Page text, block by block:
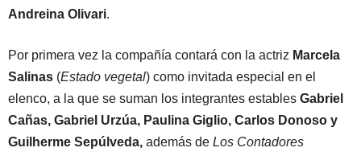
Andreina Olivari.
Por primera vez la compañía contará con la actriz Marcela
Salinas (Estado vegetal) como invitada especial en el
elenco, a la que se suman los integrantes estables Gabriel
Cañas, Gabriel Urzúa, Paulina Giglio, Carlos Donoso y
Guilherme Sepúlveda, además de Los Contadores